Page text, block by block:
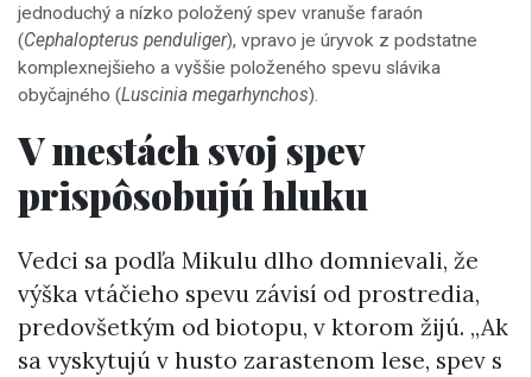
jednoduchý a nízko položený spev vranuše faraón
(Cephalopterus penduliger), vpravo je úryvok z podstatne
komplexnejšieho a vyššie položeného spevu slávika
obyčajného (Luscinia megarhynchos).
V mestách svoj spev
prispôsobujú hluku
Vedci sa podľa Mikulu dlho domnievali, že
výška vtáčieho spevu závisí od prostredia,
predovšetkým od biotopu, v ktorom žijú. „Ak
sa vyskytujú v husto zarastenom lese, spev s